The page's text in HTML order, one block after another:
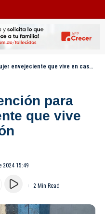
que vive en casa de cartón
para
que vive
2024 15:49
2 Min Read